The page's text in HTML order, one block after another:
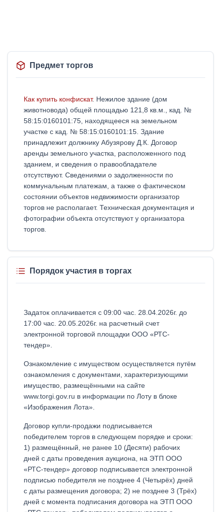
Предмет торгов
Как купить конфискат. Нежилое здание (дом
животновода) общей площадью 121,8 кв.м., кад. №
58:15:0160101:75, находящееся на земельном
участке с кад. № 58:15:0160101:15. Здание
принадлежит должнику Абузярову Д.К. Договор
аренды земельного участка, расположенного под
зданием, и сведения о правообладателе
отсутствуют. Сведениями о задолженности по
коммунальным платежам, а также о фактическом
состоянии объектов недвижимости организатор
торгов не располагает. Техническая документация и
фотографии объекта отсутствуют у организатора
торгов.
Порядок участия в торгах
Задаток оплачивается с 09:00 час. 28.04.2026г. до
17:00 час. 20.05.2026г. на расчетный счет
электронной торговой площадки ООО «РТС-
тендер».
Ознакомление с имуществом осуществляется путём
ознакомления с документами, характеризующими
имущество, размещёнными на сайте
www.torgi.gov.ru в информации по Лоту в блоке
«Изображения Лота».
Договор купли-продажи подписывается
победителем торгов в следующем порядке и сроки:
1) размещённый, не ранее 10 (Десяти) рабочих
дней с даты проведения аукциона, на ЭТП ООО
«РТС-тендер» договор подписывается электронной
подписью победителя не позднее 4 (Четырёх) дней
с даты размещения договора; 2) не позднее 3 (Трёх)
дней с момента подписания договора на ЭТП ООО